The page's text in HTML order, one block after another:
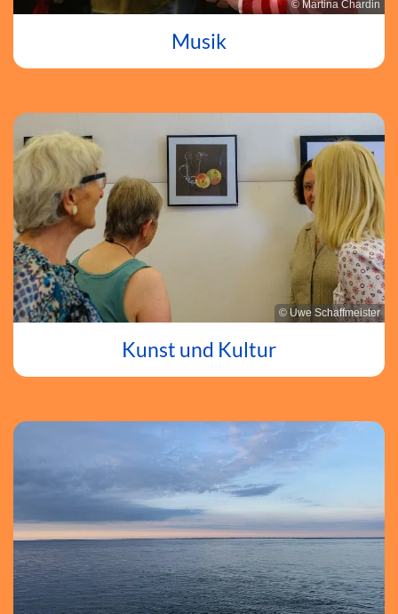
© Martina Chardin
Musik
© Uwe Schaffmeister
Kunst und Kultur